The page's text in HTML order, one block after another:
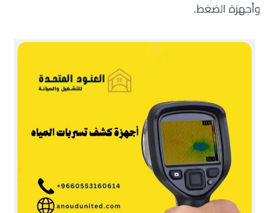
وأجهزة الضغط.